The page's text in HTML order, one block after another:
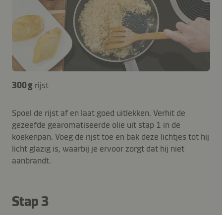
300 g rijst
Spoel de rijst af en laat goed uitlekken. Verhit de
gezeefde gearomatiseerde olie uit stap 1 in de
koekenpan. Voeg de rijst toe en bak deze lichtjes tot hij
licht glazig is, waarbij je ervoor zorgt dat hij niet
aanbrandt.
Stap 3